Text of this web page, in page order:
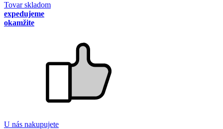
Tovar skladom
expedujeme
okamžite
U nás nakupujete